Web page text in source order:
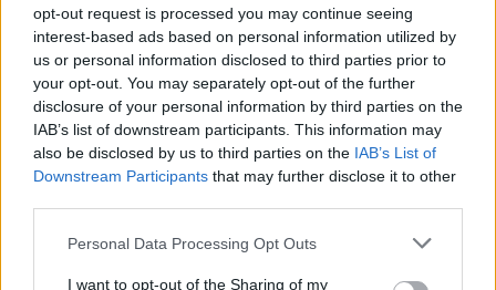
opt-out request is processed you may continue seeing
interest-based ads based on personal information utilized by
us or personal information disclosed to third parties prior to
your opt-out. You may separately opt-out of the further
disclosure of your personal information by third parties on the
IAB’s list of downstream participants. This information may
also be disclosed by us to third parties on the IAB’s List of
Downstream Participants that may further disclose it to other
Please note that this website/app uses one or more Google
not limited to your visit or usage behaviour. You may click to
Personal Data Processing Opt Outs
I want to opt-out of the Sharing of my
Kategorije: Črna kronika
Ključne besede: goljufija policija
splet
spletna goljufija
varnost
Več iz kraja Slovenija